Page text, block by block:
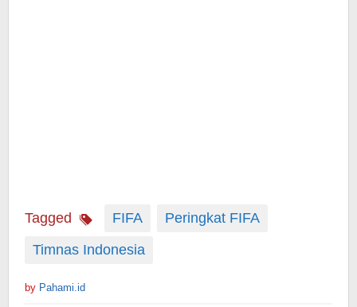
Tagged FIFA
Peringkat FIFA
Timnas Indonesia
by Pahami.id